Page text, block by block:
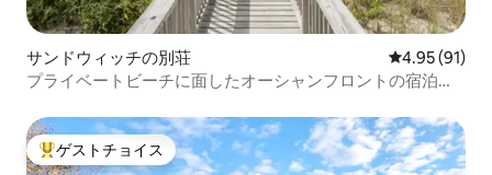
サンドウィッチの別荘 レビュー91
4.95 (91)
プライベートビーチに面したオーシャンフロントの宿泊
大好評のゲストチョイスです。
ゲストチョイス